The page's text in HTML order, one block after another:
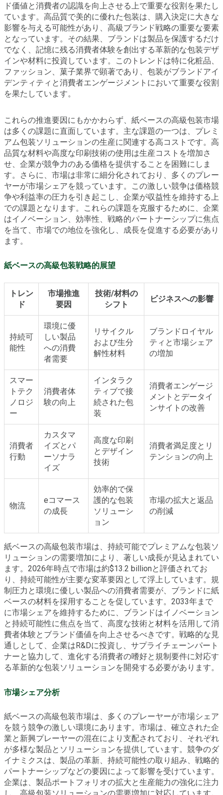
ド価値と消費者の認識を向上させる上で重要な役割を果たし
ています。高品質で美的に優れた包装は、購入決定に大きな
影響を与える可能性があり、高級ブランド戦略の重要な要素
となっています。その結果、ブランドは製品を保護するだけ
でなく、記憶に残る消費者体験を創出する革新的な包装デザ
インや材料に投資しています。このトレンドは特に化粧品、
ファッション、菓子業界で顕著であり、包装がブランドアイ
デンティティと消費者エンゲージメントにおいて重要な役割
を果たしています。
これらの推進要因にもかかわらず、紙ベースの高級包装市場
は多くの課題に直面しています。主な課題の一つは、プレミ
アム包装ソリューションの生産に関連する高コストです。高
品質な材料や高度な印刷技術の使用は生産コストを増加さ
せ、企業が競争力のある価格を提供することを困難にしま
す。さらに、市場は非常に細分化されており、多くのプレー
ヤーが市場シェアを競っています。この激しい競争は価格競
争や利益率の圧力を引き起こし、企業が収益性を維持する上
での課題となります。これらの課題を克服するために、企業
はイノベーション、効率性、戦略的パートナーシップに焦点
を当て、市場での地位を強化し、成長を促進する必要があり
ます。
紙ベースの高級包装戦略的展望
トレン
ド
市場推進
要因
技術/材料の
シフト
ビジネスへの影響
持続可
能性
環境に優
しい製品
への消費
者需要
リサイクル
および生分
解性材料
ブランドロイヤル
ティと市場シェア
の増加
スマー
トテク
ノロジ
ー
消費者体
験の向上
インタラク
ティブで接
続された包
装
消費者エンゲージ
メントとデータイ
ンサイトの改善
消費者
行動
カスタマ
イズとパ
ーソナラ
イズ
高度な印刷
とデザイン
技術
消費者満足度とリ
テンションの向上
物流
eコマース
の成長
効率的で保
護的な包装
ソリューシ
ョン
市場の拡大と返品
の削減
紙ベースの高級包装市場は、持続可能でプレミアムな包装ソ
リューションの需要増加により、著しい成長が見込まれてい
ます。2026年時点で市場は約$13.2 billionと評価されてお
り、持続可能性が主要な変革要因として浮上しています。規
制圧力と環境に優しい製品への消費者需要が、ブランドに紙
ベースの材料を採用することを促しています。2033年まで
に市場シェアを維持するために、ブランドはイノベーション
と持続可能性に焦点を当て、高度な技術と材料を活用して消
費者体験とブランド価値を向上させるべきです。戦略的な見
通しとして、企業はR&Dに投資し、サプライチェーンパート
ナーと協力して、進化する消費者の嗜好と規制要件に対応す
る革新的な包装ソリューションを開発する必要があります。
市場シェア分析
紙ベースの高級包装市場は、多くのプレーヤーが市場シェア
を競う競争の激しい環境にあります。市場は、確立された企
業と新興プレーヤーの混在により支配されており、それぞれ
が多様な製品とソリューションを提供しています。競争のダ
イナミクスは、製品の革新、持続可能性の取り組み、戦略的
パートナーシップなどの要因によって影響を受けています。
企業は、製品ポートフォリオの拡大と生産能力の強化に注力
し、高級包装ソリューションの需要増加に対応しています。